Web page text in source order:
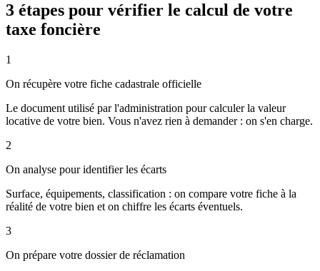
3 étapes pour vérifier le calcul de votre
taxe foncière
1
On récupère votre fiche cadastrale officielle
Le document utilisé par l'administration pour calculer la valeur
locative de votre bien. Vous n'avez rien à demander : on s'en charge.
2
On analyse pour identifier les écarts
Surface, équipements, classification : on compare votre fiche à la
réalité de votre bien et on chiffre les écarts éventuels.
3
On prépare votre dossier de réclamation